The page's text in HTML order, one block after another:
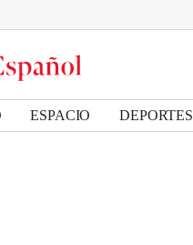
ESPACIO DEPORTES